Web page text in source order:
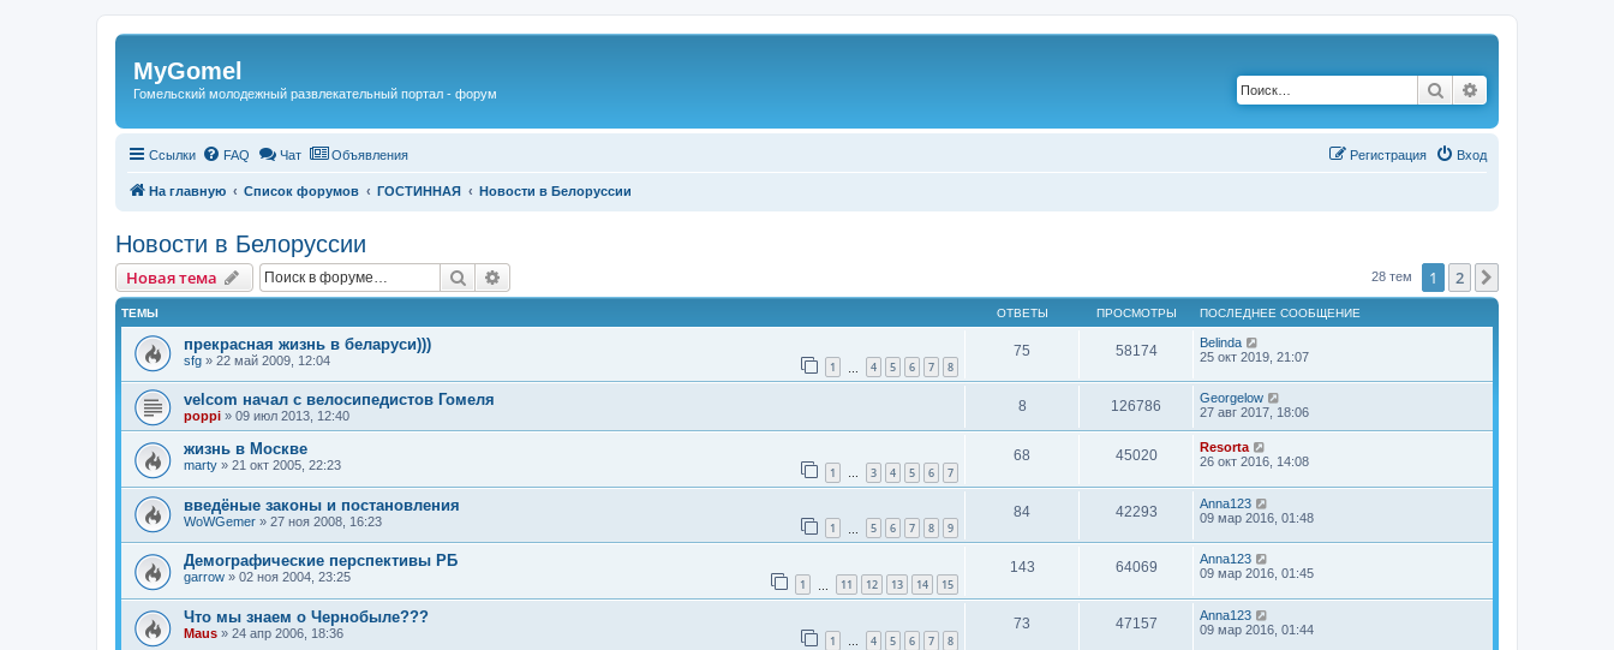
Регистрация
MyGomel
Гомельский молодежный развлекательный портал - форум Поиск
Ссылки FAQ Чат Объявления Вход
Регистрация
На главную Список форумов ГОСТИННАЯ Новости в Белоруссии
Новости в Белоруссии
Новая тема
Новаятема Поиск 28 тем 1 2
ТЕМЫ ОТВЕТЫ ПРОСМОТРЫ ПОСЛЕДНЕЕ СООБЩЕНИЕ
прекрасная жизнь в беларуси)))
sfg » 22 май 2009, 12:04 1 4 5 6 7 8
75 58174
Belinda
25 окт 2019, 21:07
velcom начал с велосипедистов Гомеля
poppi » 09 июл 2013, 12:40
8 126786
Georgelow
27 авг 2017, 18:06
жизнь в Москве
marty » 21 окт 2005, 22:23 1 … 3 4 5 6 7
68 45020
Resorta
26 окт 2016, 14:08
введёные законы и постановления
WoWGemer » 27 ноя 2008, 16:23 1 5 6 7 8 9
84 42293
Anna123
09 мар 2016, 01:48
Демографические перспективы РБ
garrow » 02 ноя 2004, 23:25 1 11 12 13 14 15
143 64069
Anna123
09 мар 2016, 01:45
Что мы знаем о Чернобыле???
Maus » 24 апр 2006, 18:36 1 … 4 5 6 7 8
73 47157
Anna123
09 мар 2016, 01:44